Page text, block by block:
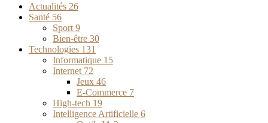
Actualités 26
Santé 56
Sport 9
Bien-être 30
Technologies 131
Informatique 15
Internet 72
Jeux 46
E-Commerce 7
High-tech 19
Intelligence Artificielle 6